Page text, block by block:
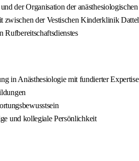
der Organisation der
zwischen der Vestischen Kinderklinik
Rufbereitschaftsdienstes
in Anästhesiologie mit fundierter
und kollegiale Persönlichkeit